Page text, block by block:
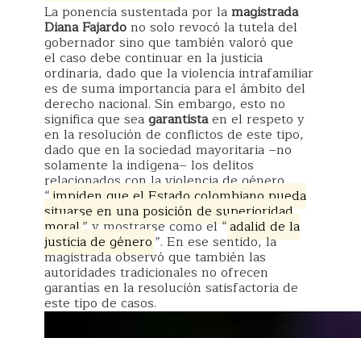
La ponencia sustentada por lamagistrada
Diana Fajardono solo revocó la tutela del
gobernador sino que también valoró que
el caso debe continuar en la justicia
ordinaria, dado que la violencia intrafamiliar
es de suma importancia para el ámbito del
derecho nacional. Sin embargo, esto no
significa que seagarantistaen el respeto y
en la resolución de conflictos de este tipo,
dado que en la sociedad mayoritaria –no
solamente la indígena– los delitos
relacionados con la violencia de género
“impiden que el Estado colombiano pueda
situarse en una posición de superioridad
moral” y mostrarse como el “adalid de la
justicia de género”. En ese sentido, la
magistrada observó que también las
autoridades tradicionales no ofrecen
garantías en la resolución satisfactoria de
este tipo de casos.